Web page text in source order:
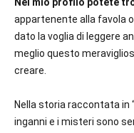
appartenente alla favola
dato la voglia di leggere
meglio questo
creare.
Nella storia raccontata in
inganni e i misteri sono